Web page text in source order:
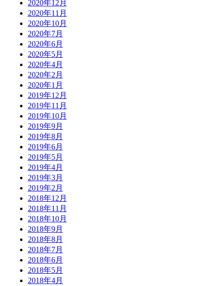
2020年12月
2020年11月
2020年10月
2020年7月
2020年6月
2020年5月
2020年4月
2020年2月
2020年1月
2019年12月
2019年11月
2019年10月
2019年9月
2019年8月
2019年6月
2019年5月
2019年4月
2019年3月
2019年2月
2018年12月
2018年11月
2018年10月
2018年9月
2018年8月
2018年7月
2018年6月
2018年5月
2018年4月